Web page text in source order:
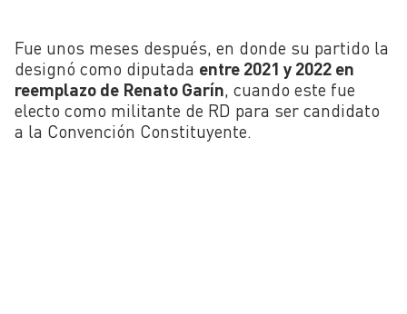
Fue unos meses después, en donde su partido la
designó como diputada entre 2021 y 2022 en
reemplazo de Renato Garín, cuando este fue
electo como militante de RD para ser candidato
a la Convención Constituyente.